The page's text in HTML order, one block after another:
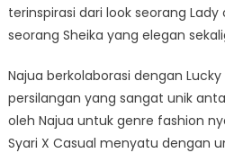
terinspirasi dari look seorang
seorang Sheika yang elegan
Najua berkolaborasi dengan
persilangan yang sangat unik
oleh Najua untuk genre fashion
Syari X Casual menyatu dengan